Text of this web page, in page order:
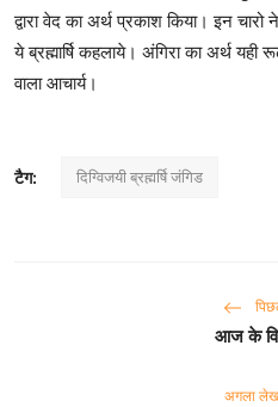
द्वारा वेद का अर्थ प्रकाश किया। इन चारो
ये ब्रह्मार्षि कहलाये। अंगिरा का अर्थ
वाला आचार्य।
टैग: दिग्विजयी ब्रह्मर्षि जंगिड
आज के
अगला